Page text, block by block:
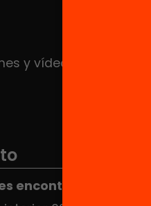
y vídeos
encontrar en el HUB